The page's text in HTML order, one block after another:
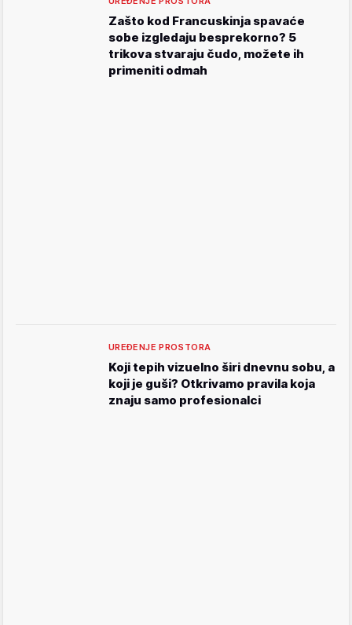
Zašto kod Francuskinja spavaće
sobe izgledaju besprekorno? 5
trikova stvaraju čudo, možete ih
primeniti odmah
UREĐENJE PROSTORA
Koji tepih vizuelno širi dnevnu sobu, a
koji je guši? Otkrivamo pravila koja
znaju samo profesionalci